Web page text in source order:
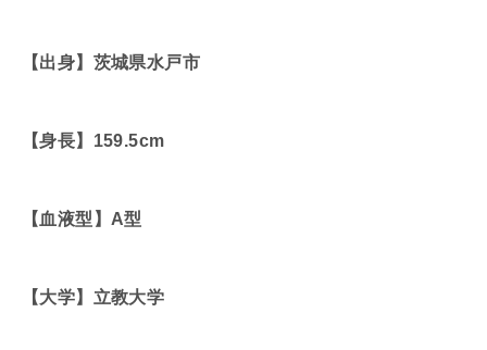
【出身】茨城県水戸市
【身長】159.5cm
【血液型】A型
【大学】立教大学